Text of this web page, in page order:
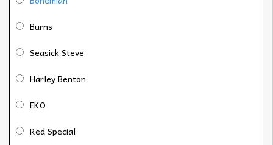
Burns
Seasick Steve
Harley Benton
EKO
Red Special